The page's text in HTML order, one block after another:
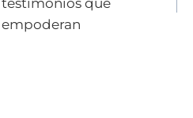
entradas
testimonios que
empoderan